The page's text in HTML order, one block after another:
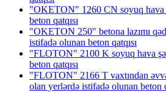
"OKETON" 1260 CN soyuq hava
beton qatqısı
"OKETON 250" betona lazımı
istifadə olunan beton qatqısı
"FLOTON" 2100 K soyuq hava
beton qatqısı
"FLOTON" 2166 T vaxtından
olan yerlərdə istifadə olunan beton